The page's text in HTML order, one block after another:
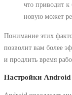
что приводит к
новую может
Понимание этих
позволит вам более
и продлить время
Настройки Android